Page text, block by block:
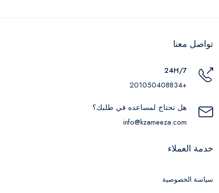
تواصل معنا
24H/7
+201050408834
هل تحتاج لمساعده في طلبك؟
info@kzameeza.com
خدمة العملاء
سياسة الخصوصية